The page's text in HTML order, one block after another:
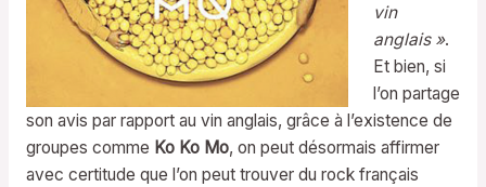
vin
anglais ».
Et bien, si
l’on partage
son avis par rapport au vin anglais, grâce à l’existence de
groupes comme Ko Ko Mo, on peut désormais affirmer
avec certitude que l’on peut trouver du rock français